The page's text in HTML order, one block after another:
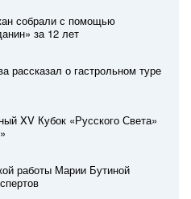
собрали с помощью
за 12 лет
рассказал о гастрольном туре
XV Кубок «Русского Света»
работы Марии Бутиной